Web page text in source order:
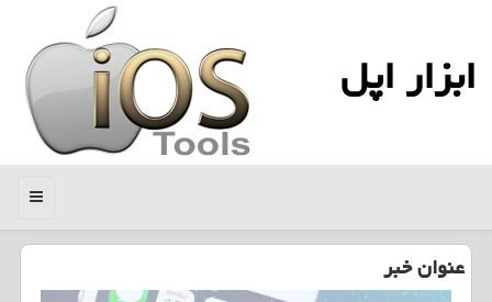
ابزار اپل
منو
عنوان خبر